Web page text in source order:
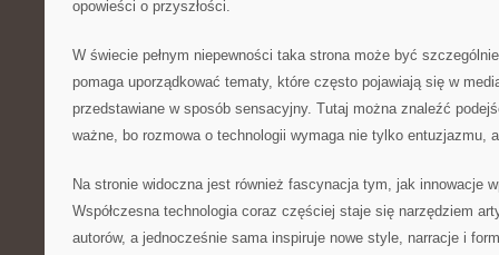
opowieści o przyszłości.
W świecie pełnym niepewności taka strona może być
pomaga uporządkować tematy, które często pojawiają się w
przedstawiane w sposób sensacyjny. Tutaj można znaleźć
ważne, bo rozmowa o technologii wymaga nie tylko entuzjazmu,
Na stronie widoczna jest również fascynacja tym, jak innowacje
Współczesna technologia coraz częściej staje się narzędziem
autorów, a jednocześnie sama inspiruje nowe style, narracje i